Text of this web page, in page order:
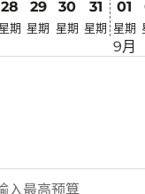
28
期
29
星期
30
星期
31
星期
01
星期
9月